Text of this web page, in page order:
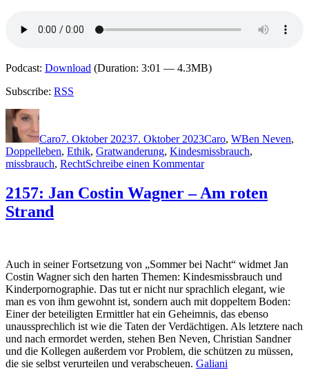
Podcast: Download (Duration: 3:01 — 4.3MB)
Subscribe: RSS
Autor
Caro7. Oktober 20237. Oktober 2023Caro, WBen Neven,
Doppelleben, Ethik, Gratwanderung, Kindesmissbrauch,
missbrauch, RechtSchreibe einen Kommentarzu
Jan
Costin
den
Guten
2157: Jan Costin Wagner – Am roten
Strand
Auch in seiner Fortsetzung von „Sommer bei Nacht“ widmet Jan
Costin Wagner sich den harten Themen: Kindesmissbrauch und
Kinderpornographie. Das tut er nicht nur sprachlich elegant, wie
man es von ihm gewohnt ist, sondern auch mit doppeltem Boden:
Einer der beteiligten Ermittler hat ein Geheimnis, das ebenso
unaussprechlich ist wie die Taten der Verdächtigen. Als letztere nach
und nach ermordet werden, stehen Ben Neven, Christian Sandner
und die Kollegen außerdem vor Problem, die schützen zu müssen,
die sie selbst verurteilen und verabscheuen. Galiani